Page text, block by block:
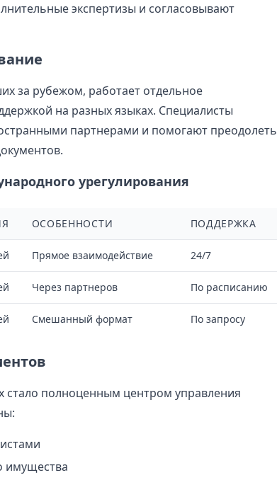
экспертизы и согласовывают
за рубежом, работает отдельное
на разных языках. Специалисты
партнерами и помогают преодолеть
урегулирования
ОСОБЕННОСТИ ПОДДЕРЖКА
Прямое взаимодействие 24/7
Через партнеров По расписанию
Смешанный формат По запросу
полноценным центром управления
имущества